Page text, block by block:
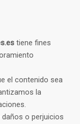
tiene fines
el contenido sea
la
o perjuicios